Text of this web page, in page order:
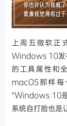
上周五微软正
Windows 10发
的工具属性和
macOS那样
“Windows 10
系统自打脸也是